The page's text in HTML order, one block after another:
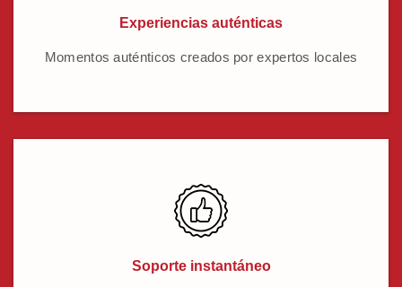
Experiencias auténticas
Momentos auténticos creados por expertos locales
Soporte instantáneo